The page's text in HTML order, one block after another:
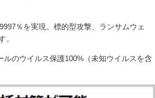
％を実現。標的型攻撃、ランサムウェ
。
のウイルス保護100%（未知ウイルスを含